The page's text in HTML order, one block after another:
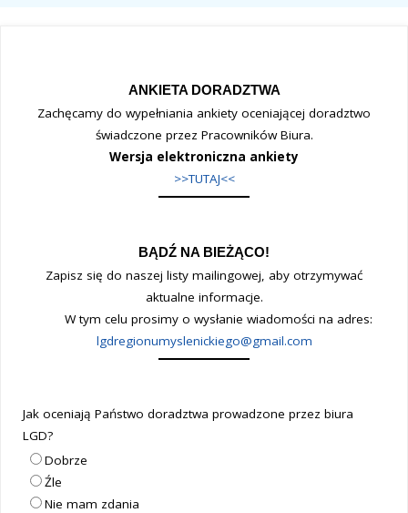
ANKIETA DORADZTWA
Zachęcamy do wypełniania ankiety oceniającej doradztwo
świadczone przez Pracowników Biura.
Wersja elektroniczna ankiety
>>TUTAJ<<
BĄDŹ NA BIEŻĄCO!
Zapisz się do naszej listy mailingowej, aby otrzymywać
aktualne informacje.
W tym celu prosimy o wysłanie wiadomości na adres:
lgdregionumyslenickiego@gmail.com
Jak oceniają Państwo doradztwa prowadzone przez biura
LGD?
Dobrze
Źle
Nie mam zdania